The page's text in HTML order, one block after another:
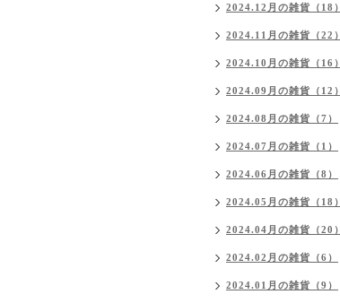
2024.12月の雑貨（18）
2024.11月の雑貨（22）
2024.10月の雑貨（16）
2024.09月の雑貨（12）
2024.08月の雑貨（7）
2024.07月の雑貨（1）
2024.06月の雑貨（8）
2024.05月の雑貨（18）
2024.04月の雑貨（20）
2024.02月の雑貨（6）
2024.01月の雑貨（9）